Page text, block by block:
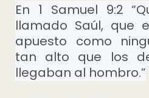
En 1 Samuel 9:2
llamado Saúl, que
apuesto como
tan alto que los
llegaban al hombro.”